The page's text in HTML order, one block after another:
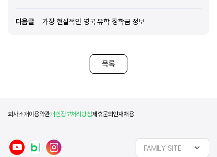
다음글 다음글
가장 현실적인 영국 유학 장학금 정보
목록
회사소개이용약관개인정보처리방침제휴문의인재채용
n
a
FAMILY SITE